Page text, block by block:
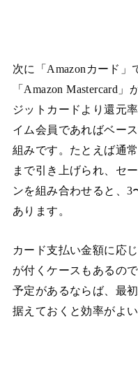
次に「Amazonカード」
「Amazon Mastercard
ジットカードより還元
イム会員であればベー
組みです。たとえば通
まで引き上げられ、セ
ンを組み合わせると、3
あります。
カード支払い金額に応
が付くケースもあるの
予定があるならば、最
据えておくと効率がよい